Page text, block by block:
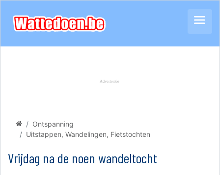
Ontspanning
Uitstappen, Wandelingen, Fietstochten
Vrijdag na de noen wandeltocht